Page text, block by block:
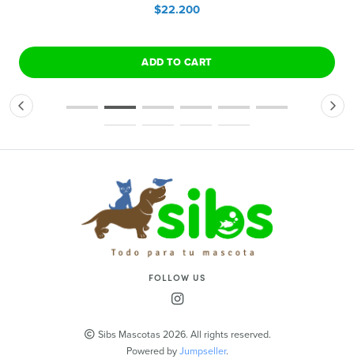
$22.200
ADD TO CART
FOLLOW US
Sibs Mascotas 2026. All rights reserved.
Powered byJumpseller.